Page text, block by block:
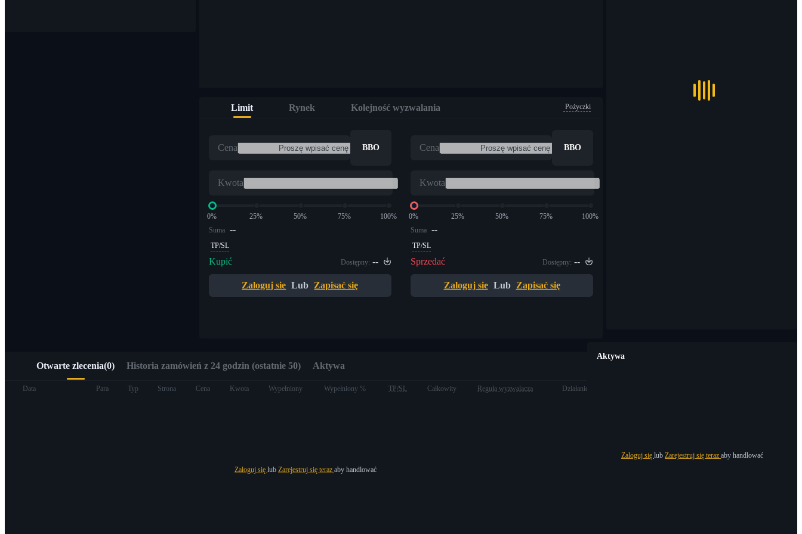
Kontrakty terminowe
Limit Rynek Kolejność wyzwalania Pożyczki
Cena BBO
Kwota
0% 25% 50% 75%
100%
Suma --
TP/SL
Kupić Dostępny: --
Zaloguj sie Lub Zapisać się
Cena BBO
Kwota
0% 25% 50% 75%
100%
Suma --
TP/SL
Sprzedać Dostępny: --
Zaloguj sie Lub Zapisać się
Otwarte zlecenia(0) Historia zamówień z 24 godzin (ostatnie 50) Aktywa
Data Para Typ Strona Cena Kwota Wypełniony Wypełniony % TP/SL Całkowity Reguła wyzwalacza Działanie
Zaloguj się lub Zarejestruj się teraz aby handlować
Aktywa
Zaloguj się lub Zarejestruj się teraz aby handlować